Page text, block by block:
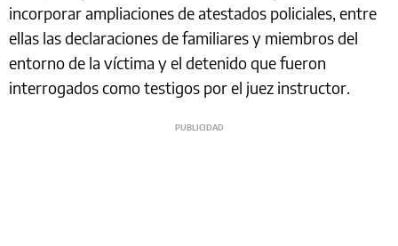
incorporar ampliaciones de atestados policiales, entre
ellas las declaraciones de familiares y miembros del
entorno de la víctima y el detenido que fueron
interrogados como testigos por el juez instructor.